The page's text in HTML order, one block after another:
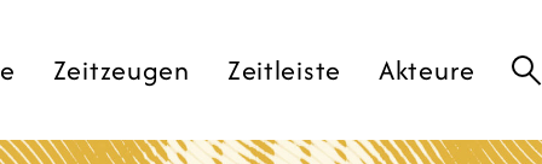
Zeitzeugen Zeitleiste Akteure